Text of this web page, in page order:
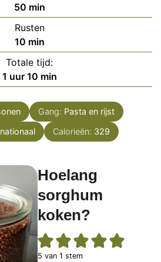
50minuten
min
Rusten
10minuten
min
Totale tijd:
1 uur
uur 10minuten
min
Gang: Pasta en rijst
Calorieën: 329
Hoelang
sorghum
koken?
5 van 1 stem